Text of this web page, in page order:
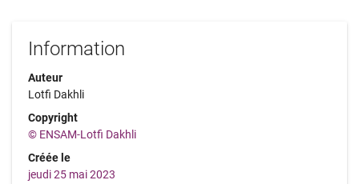
Information
Auteur
Lotfi Dakhli
Copyright
© ENSAM-Lotfi Dakhli
Créée le
jeudi 25 mai 2023